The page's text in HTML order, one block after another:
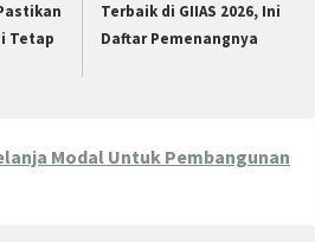
Tetap
Terbaik di GIIAS 2026, Ini
Daftar Pemenangnya
Modal Untuk Pembangunan